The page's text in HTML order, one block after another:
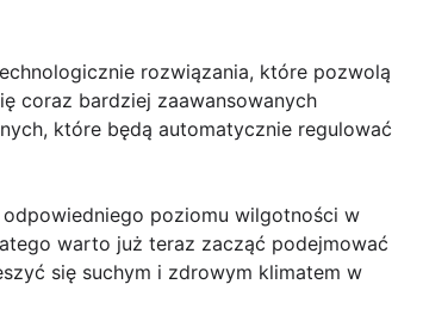
rozwiązania, które pozwolą
coraz bardziej zaawansowanych
które będą automatycznie regulować
poziomu wilgotności w
warto już teraz zacząć podejmować
się suchym i zdrowym klimatem w